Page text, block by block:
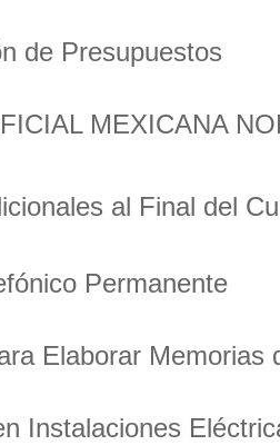
de Presupuestos
MEXICANA
al Final del
Permanente
Elaborar Memorias
Instalaciones